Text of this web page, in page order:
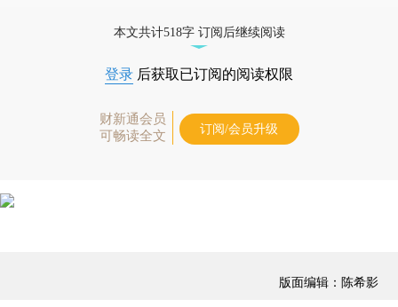
本文共计518字 订阅后继续阅读
登录 后获取已订阅的阅读权限
财新通会员
可畅读全文
订阅/会员升级
版面编辑：陈希影